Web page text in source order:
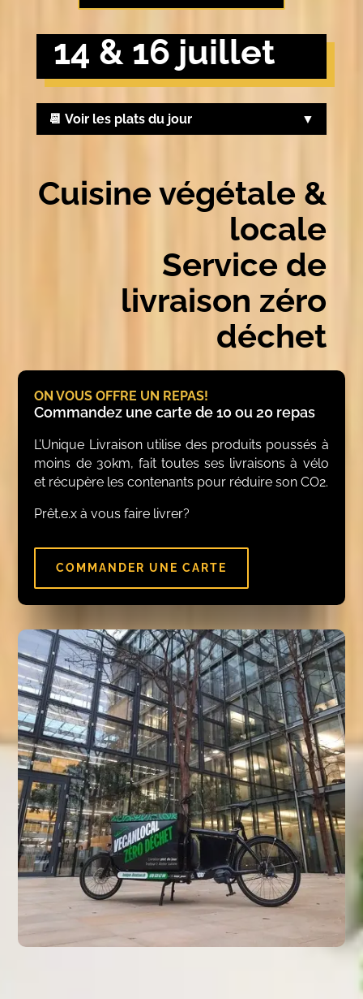
14 & 16 juillet
📆 Voir les plats du jour
Cuisine végétale &
locale
Service de
livraison zéro
déchet
ON VOUS OFFRE UN REPAS!
Commandez une carte de 10 ou 20 repas
L’Unique Livraison utilise des produits poussés à
moins de 30km, fait toutes ses livraisons à vélo
et récupère les contenants pour réduire son CO2.
Prêt.e.x à vous faire livrer?
COMMANDER UNE CARTE